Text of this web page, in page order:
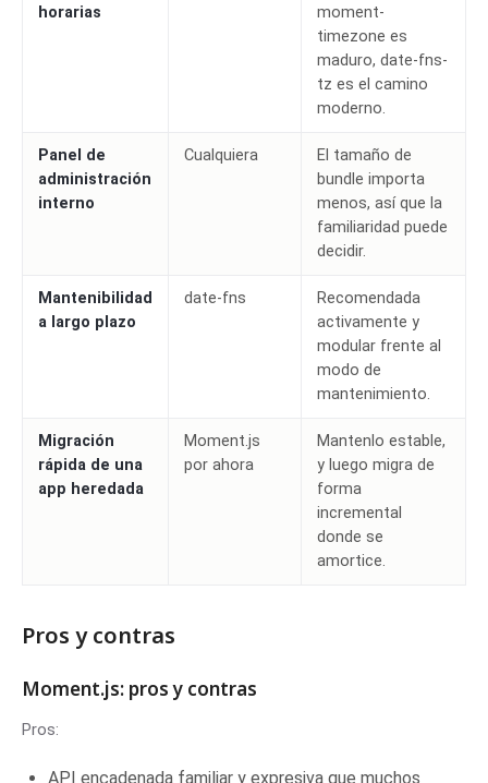
horarias
moment-
timezone es
maduro, date-fns-
tz es el camino
moderno.
Panel de
administración
interno
Cualquiera
El tamaño de
bundle importa
menos, así que la
familiaridad puede
decidir.
Mantenibilidad
a largo plazo
date-fns
Recomendada
activamente y
modular frente al
modo de
mantenimiento.
Migración
rápida de una
app heredada
Moment.js
por ahora
Mantenlo estable,
y luego migra de
forma
incremental
donde se
amortice.
Pros y contras
Moment.js: pros y contras
Pros:
API encadenada familiar y expresiva que muchos